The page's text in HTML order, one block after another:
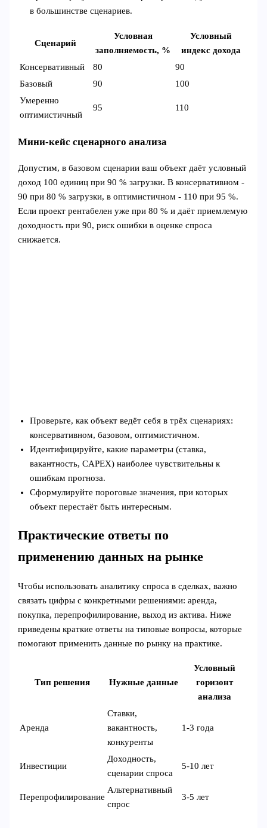
в большинстве сценариев.
Сценарий
Условная
заполняемость, %
Условный
индекс дохода
Консервативный
80
90
Базовый
90
100
Умеренно
оптимистичный
95 110
Мини‑кейс сценарного анализа
Допустим, в базовом сценарии ваш объект даёт условный
доход 100 единиц при 90 % загрузки. В консервативном -
90 при 80 % загрузки, в оптимистичном - 110 при 95 %.
Если проект рентабелен уже при 80 % и даёт приемлемую
доходность при 90, риск ошибки в оценке спроса
снижается.
Проверьте, как объект ведёт себя в трёх сценариях:
консервативном, базовом, оптимистичном.
Идентифицируйте, какие параметры (ставка,
вакантность, CAPEX) наиболее чувствительны к
ошибкам прогноза.
Сформулируйте пороговые значения, при которых
объект перестаёт быть интересным.
Практические ответы по
применению данных на рынке
Чтобы использовать аналитику спроса в сделках, важно
связать цифры с конкретными решениями: аренда,
покупка, перепрофилирование, выход из актива. Ниже
приведены краткие ответы на типовые вопросы, которые
помогают применить данные по рынку на практике.
Тип решения Нужные данные
Условный
горизонт
анализа
Аренда
Ставки,
вакантность,
конкуренты
1-3 года
Инвестиции
Доходность,
сценарии спроса
5-10 лет
Перепрофилирование
Альтернативный
спрос
3-5 лет